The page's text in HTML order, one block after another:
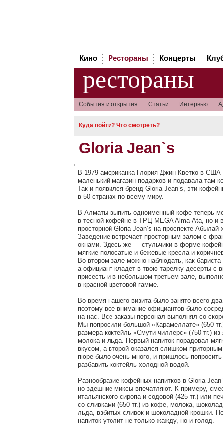
Кино Рестораны Концерты
рестораны
Cобытия и открытия Статьи Интервью
Куда пойти? Что смотреть?
Gloria Jean`s
В 1979 американка Глория Джин Кветко в США
маленький магазин подарков и подавала там
Так и появился бренд Gloria Jean’s, эти
в 50 странах по всему миру.
В Алматы выпить одноименный кофе теперь
в тесной кофейне в ТРЦ MEGA Alma-Ata, но и
просторной Gloria Jean’s на проспекте Абылай
Заведение встречает просторным залом с
окнами. Здесь же — стульчики в форме
мягкие полосатые и бежевые кресла и
Во втором зале можно наблюдать, как бариста
а официант кладет в твою тарелку десерты c
присесть и в небольшом третьем зале,
в красной цветовой гамме.
Во время нашего визита было занято всего
поэтому все внимание официантов было
на нас. Все заказы персонал выполнял со
Мы попросили большой «Карамеллате» (650
размера коктейль «Cмути чиллерс» (750 тг.) из
молока и льда. Первый напиток порадовал
вкусом, а второй оказался слишком
пюре было очень много, и пришлось
разбавить коктейль холодной водой.
Разнообразие кофейных напитков в Gloria
но здешние миксы впечатляют. К примеру,
итальянского сиропа и содовой (425 тг.) или
со сливками (650 тг.) из кофе, молока,
льда, взбитых сливок и шоколадной крошки.
напиток утолит не только жажду, но и голод.